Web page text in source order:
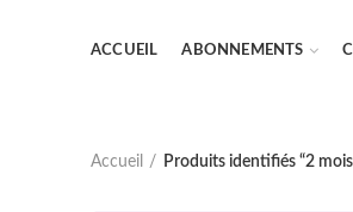
ACCUEIL ABONNEMENTS
Accueil Produits identifiés “2